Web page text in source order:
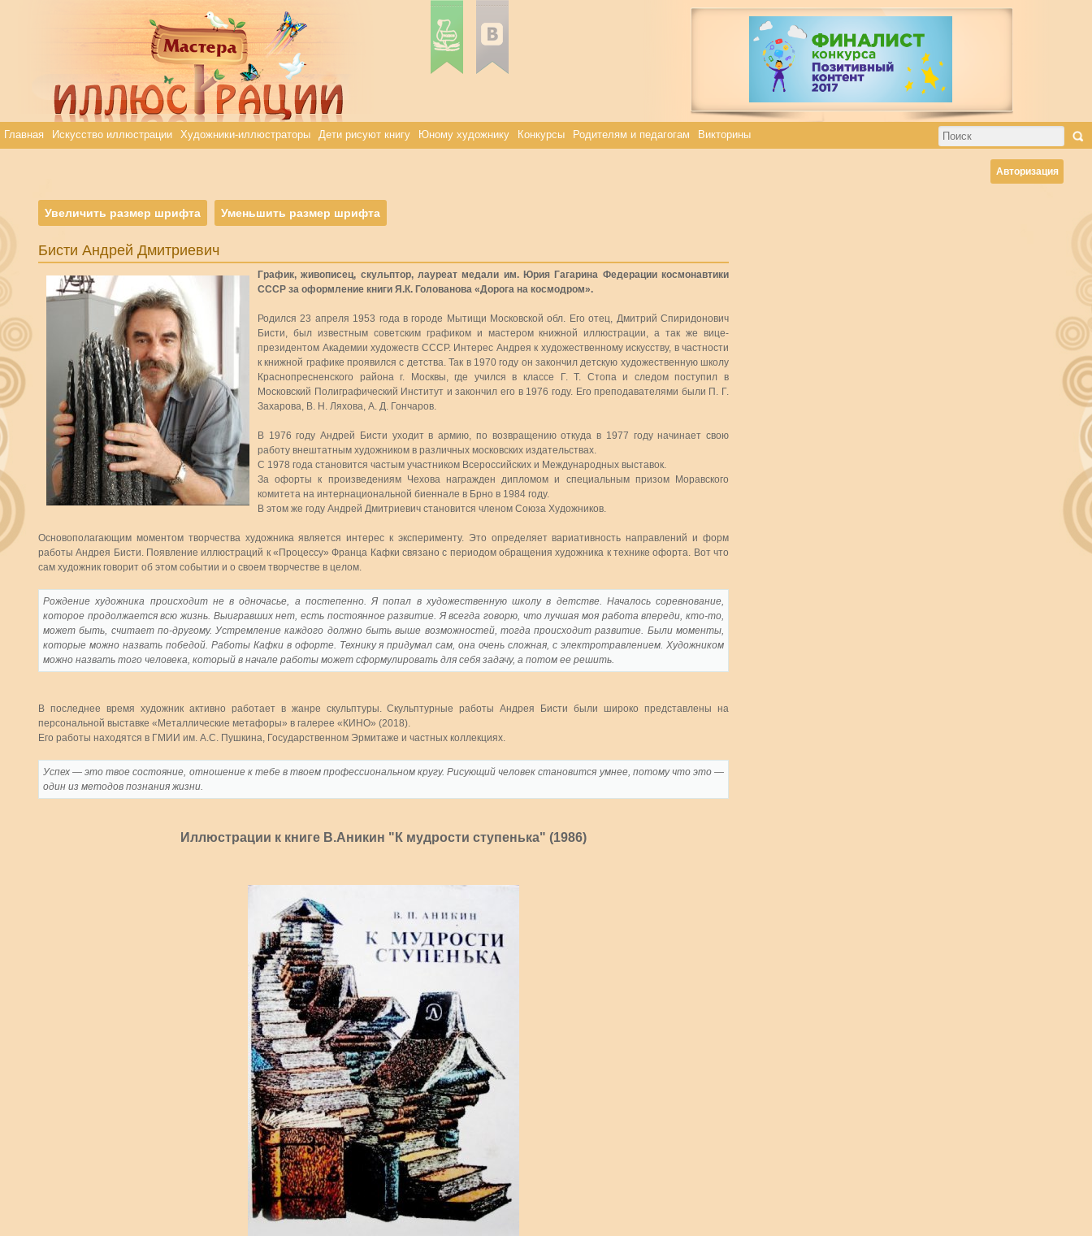
Главная Искусство иллюстрации Художники-иллюстраторы Дети рисуют книгу Юному художнику Конкурсы Родителям и педагогам Викторины
Авторизация
Увеличить размер шрифта Уменьшить размер шрифта
Бисти Андрей Дмитриевич
График, живописец, скульптор, лауреат медали им. Юрия Гагарина Федерации космонавтики
СССР за оформление книги Я.К. Голованова «Дорога на космодром».
Родился 23 апреля 1953 года в городе Мытищи Московской обл. Его отец, Дмитрий Спиридонович
Бисти, был известным советским графиком и мастером книжной иллюстрации, а так же вице-
президентом Академии художеств СССР. Интерес Андрея к художественному искусству, в частности
к книжной графике проявился с детства. Так в 1970 году он закончил детскую художественную школу
Краснопресненского района г. Москвы, где учился в классе Г. Т. Стопа и следом поступил в
Московский Полиграфический Институт и закончил его в 1976 году. Его преподавателями были П. Г.
Захарова, В. Н. Ляхова, А. Д. Гончаров.
В 1976 году Андрей Бисти уходит в армию, по возвращению откуда в 1977 году начинает свою
работу внештатным художником в различных московских издательствах.
С 1978 года становится частым участником Всероссийских и Международных выставок.
За офорты к произведениям Чехова награжден дипломом и специальным призом Моравского
комитета на интернациональной биеннале в Брно в 1984 году.
В этом же году Андрей Дмитриевич становится членом Союза Художников.
Основополагающим моментом творчества художника является интерес к эксперименту. Это определяет вариативность направлений и форм
работы Андрея Бисти. Появление иллюстраций к «Процессу» Франца Кафки связано с периодом обращения художника к технике офорта. Вот что
сам художник говорит об этом событии и о своем творчестве в целом.
Рождение художника происходит не в одночасье, а постепенно. Я попал в художественную школу в детстве. Началось соревнование,
которое продолжается всю жизнь. Выигравших нет, есть постоянное развитие. Я всегда говорю, что лучшая моя работа впереди, кто-то,
может быть, считает по-другому. Устремление каждого должно быть выше возможностей, тогда происходит развитие. Были моменты,
которые можно назвать победой. Работы Кафки в офорте. Технику я придумал сам, она очень сложная, с электротравлением. Художником
можно назвать того человека, который в начале работы может сформулировать для себя задачу, а потом ее решить.
В последнее время художник активно работает в жанре скульптуры. Скульптурные работы Андрея Бисти были широко представлены на
персональной выставке «Металлические метафоры» в галерее «КИНО» (2018).
Его работы находятся в ГМИИ им. А.С. Пушкина, Государственном Эрмитаже и частных коллекциях.
Успех — это твое состояние, отношение к тебе в твоем профессиональном кругу. Рисующий человек становится умнее, потому что это —
один из методов познания жизни.
Иллюстрации к книге В.Аникин "К мудрости ступенька" (1986)